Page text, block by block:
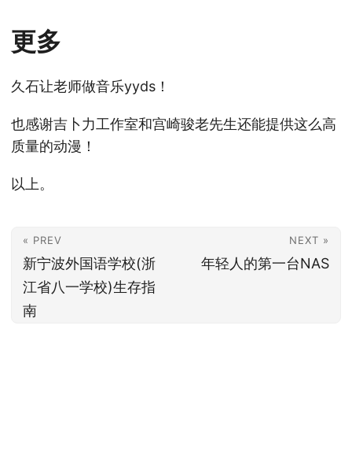
更多
久石让老师做音乐yyds！
也感谢吉卜力工作室和宫崎骏老先生还能提供这么高
质量的动漫！
以上。
« PREV
新宁波外国语学校(浙
江省八一学校)生存指
南
NEXT »
年轻人的第一台NAS